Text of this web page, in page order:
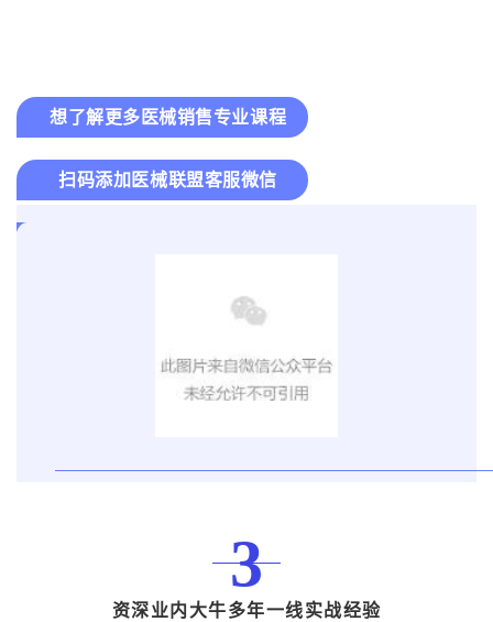
想了解更多医械销售专业课程
扫码添加医械联盟客服微信
3
资深业内大牛多年一线实战经验